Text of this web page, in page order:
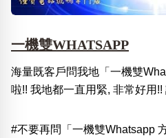
一機雙WHATSAPP
海量既客戶問我地「一機雙
啦!! 我地都一直用緊, 非常好用
#不要再問「一機雙Whatsapp